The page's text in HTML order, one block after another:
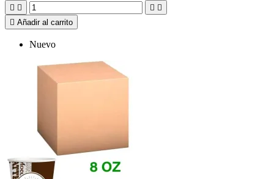
   
 Añadir al carrito
Nuevo